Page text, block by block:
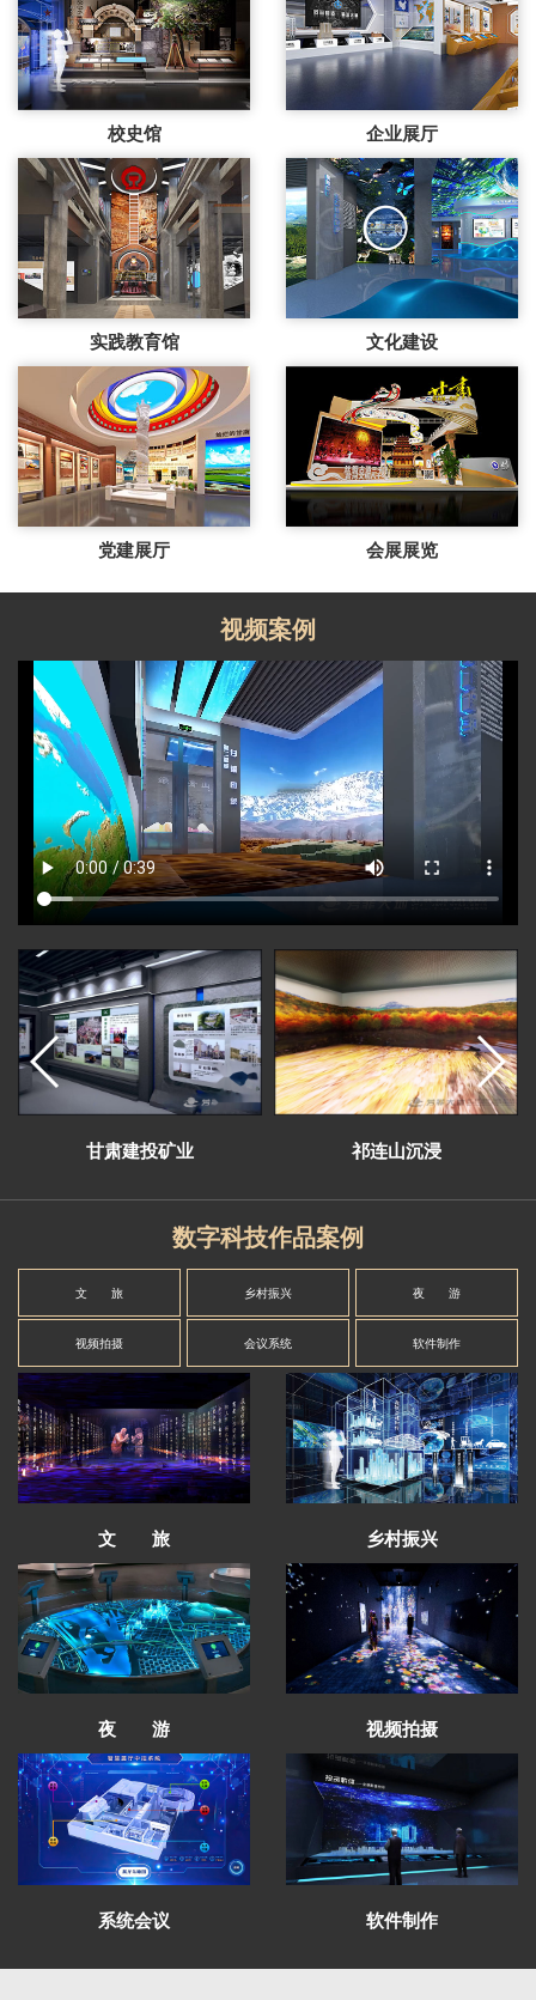
校史馆 企业展厅
实践教育馆 文化建设
党建展厅 会展展览
视频案例
甘肃建投矿业 祁连山沉浸
数字科技作品案例
文 旅 乡村振兴 夜 游
视频拍摄 会议系统 软件制作
文 旅 乡村振兴
夜 游 视频拍摄
系统会议 软件制作
太子山沉浸式空间通过验收
甘南州成立70周年成就展设计方案通过评审
红西路军在祁连纪念馆有序施工
青海卫校校史馆项目圆满完工
全案策划设计
芳菲大地展览助力财贸学院文化建设受好评
青海发投碱业企业展厅施工进行中